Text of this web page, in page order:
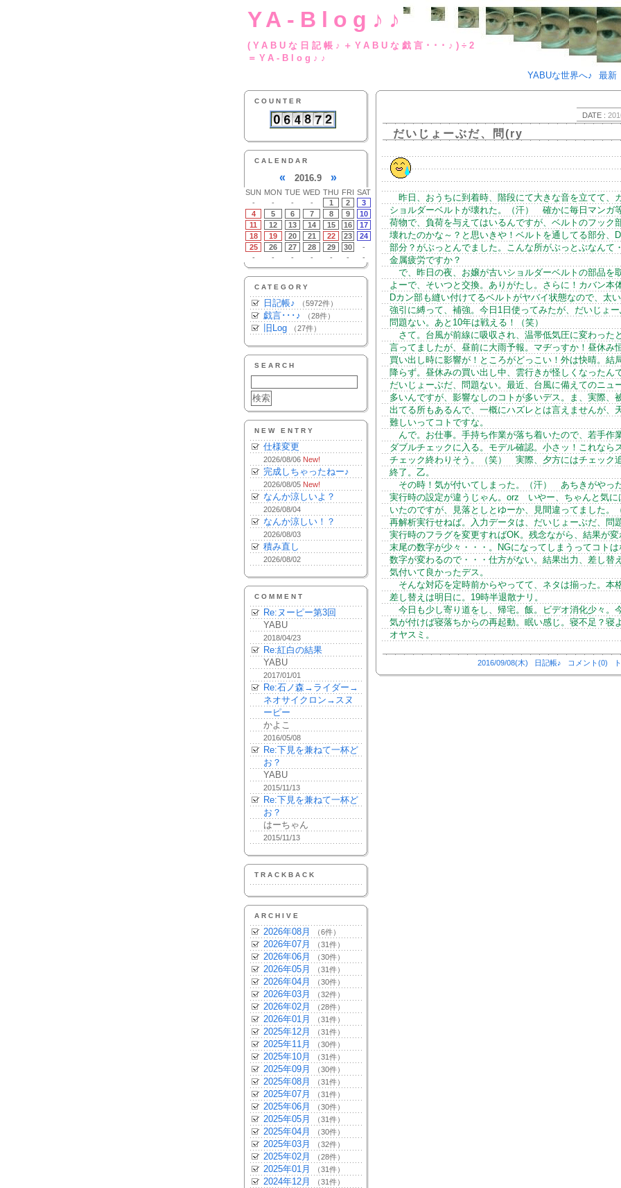
YA-Blog♪♪
(YABUな日記帳♪＋YABUな戯言･･
＝YA-Blog♪♪
YABUな世界へ♪
最新
COUNTER
CALENDAR
« 2016.9 »
SUN MON TUE WED THU FRI SAT
-
- - - 1 2
3
4
5 6 7 8 9
10
11
12 13 14 15 16
17
18
19 20 21 22 23
24
25
26 27 28 29 30
-
-
- - - - - -
CATEGORY
日記帳♪ （5972件）
戯言･･･♪ （28件）
旧Log （27件）
SEARCH
NEW ENTRY
仕様変更
2026/08/06 New!
完成しちゃったねー♪
2026/08/05 New!
なんか涼しいよ？
2026/08/04
なんか涼しい！？
2026/08/03
積み直し
2026/08/02
COMMENT
Re:ヌーピー第3回
YABU
2018/04/23
Re:紅白の結果
YABU
2017/01/01
Re:石ノ森→ライダー→
ネオサイクロン→スヌ
ーピー
かよこ
2016/05/08
Re:下見を兼ねて一杯ど
お？
YABU
2015/11/13
Re:下見を兼ねて一杯ど
お？
はーちゃん
2015/11/13
TRACKBACK
ARCHIVE
2026年08月 （6件）
2026年07月 （31件）
2026年06月 （30件）
2026年05月 （31件）
2026年04月 （30件）
2026年03月 （32件）
2026年02月 （28件）
2026年01月 （31件）
2025年12月 （31件）
2025年11月 （30件）
2025年10月 （31件）
2025年09月 （30件）
2025年08月 （31件）
2025年07月 （31件）
2025年06月 （30件）
2025年05月 （31件）
2025年04月 （30件）
2025年03月 （32件）
2025年02月 （28件）
2025年01月 （31件）
2024年12月 （31件）
DATE :
だいじょーぶだ、問(ry
昨日、おうちに到着時、階段にて大きな音を立てて、
ショルダーベルトが壊れた。（汗） 確かに毎日マンガ
荷物で、負荷を与えてはいるんですが、ベルトのフック
壊れたのかな～？と思いきや！ベルトを通してる部分、
部分？がぶっとんでました。こんな所がぶっとぶなんて
金属疲労ですか？
で、昨日の夜、お嬢が古いショルダーベルトの部品を
よーで、そいつと交換。ありがたし。さらに！カバン本
Dカン部も縫い付けてるベルトがヤバイ状態なので、太
強引に縛って、補強。今日1日使ってみたが、だいじょー
問題ない。あと10年は戦える！（笑）
さて。台風が前線に吸収され、温帯低気圧に変わった
言ってましたが、昼前に大雨予報。マヂっすか！昼休み
買い出し時に影響が！ところがどっこい！外は快晴。結
降らず。昼休みの買い出し中、雲行きが怪しくなったん
だいじょーぶだ、問題ない。最近、台風に備えてのニュ
多いんですが、影響なしのコトが多いデス。ま、実際、
出てる所もあるんで、一概にハズレとは言えませんが、
難しいってコトですな。
んで。お仕事。手持ち作業が落ち着いたので、若手作
ダブルチェックに入る。モデル確認。小さッ！これなら
チェック終わりそう。（笑） 実際、夕方にはチェック
終了。乙。
その時！気が付いてしまった。（汗） あちきがやっ
実行時の設定が違うじゃん。orz いやー、ちゃんと気に
いたのですが、見落としとゆーか、見間違ってました。
再解析実行せねば。入力データは、だいじょーぶだ、問
実行時のフラグを変更すればOK。残念ながら、結果が変
末尾の数字が少々・・・。NGになってしまうってコトは
数字が変わるので・・・仕方がない。結果出力、差し替え
気付いて良かったデス。
そんな対応を定時前からやってて、ネタは揃った。本
差し替えは明日に。19時半退散ナリ。
今日も少し寄り道をし、帰宅。飯。ビデオ消化少々。
気が付けば寝落ちからの再起動。眠い感じ。寝不足？寝よ
オヤスミ。
2016/09/08(木) 日記帳♪ コメント(0)